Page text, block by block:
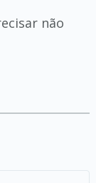
não